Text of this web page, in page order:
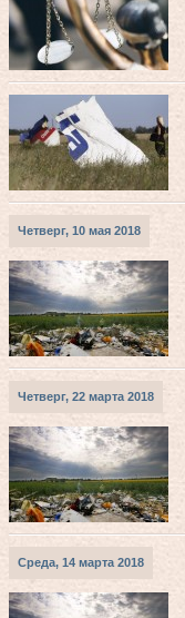
Четверг, 10 мая 2018
Четверг, 22 марта 2018
Среда, 14 марта 2018